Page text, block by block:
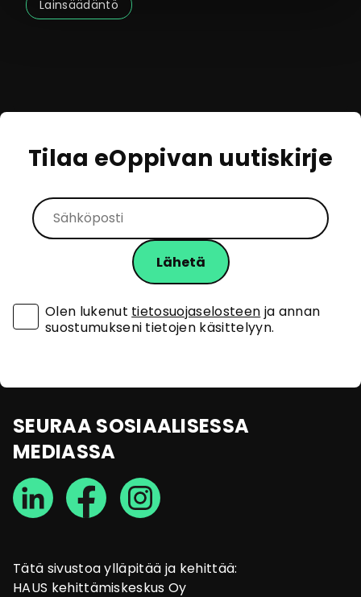
Lainsäädäntö
Tilaa eOppivan uutiskirje
Olen lukenut tietosuojaselosteen ja annan
suostumukseni tietojen käsittelyyn.
SEURAA SOSIAALISESSA
MEDIASSA
Tätä sivustoa ylläpitää ja kehittää:
HAUS kehittämiskeskus Oy